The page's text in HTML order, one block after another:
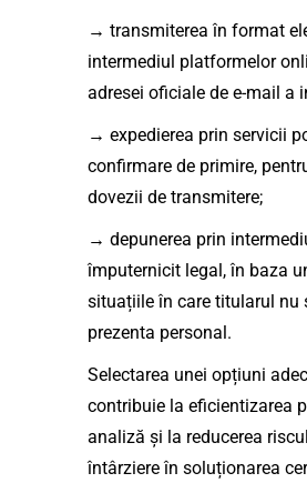
→ transmiterea în format
intermediul platformelor
adresei oficiale de e-mail a
→ expedierea prin servicii
confirmare de primire,
dovezii de transmitere;
→ depunerea prin
împuternicit legal, în baza
situațiile în care titularul nu
prezenta personal.
Selectarea unei opțiuni
contribuie la eficientizarea
analiză și la reducerea
întârziere în soluționarea